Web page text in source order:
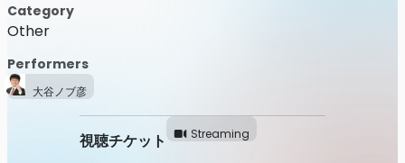
Category
Other
Performers
大谷ノブ彦
視聴チケット Streaming